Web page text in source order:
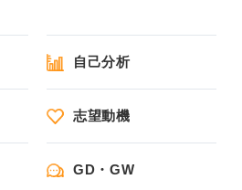
自己分析
志望動機
GD・GW